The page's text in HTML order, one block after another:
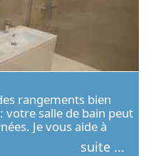
rangements bien
votre salle de bain peut
Je vous aide à
et adapté à
suite ...